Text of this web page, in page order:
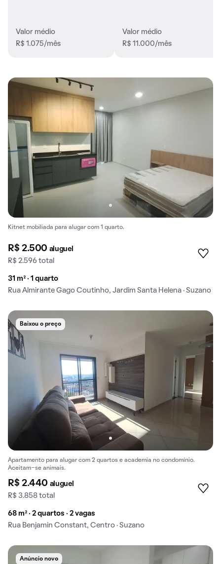
Valor médio
R$ 1.075/mês
Valor médio
R$ 11.000/mês
Kitnet mobiliada para alugar com 1 quarto.
R$ 2.500 aluguel
R$ 2.596 total
31 m² · 1 quarto
Rua Almirante Gago Coutinho, Jardim Santa Helena · Suzano
Baixou o preço
Apartamento para alugar com 2 quartos e academia no condomínio.
Aceitam-se animais.
R$ 2.440 aluguel
R$ 3.858 total
68 m² · 2 quartos · 2 vagas
Rua Benjamin Constant, Centro · Suzano
Anúncio novo